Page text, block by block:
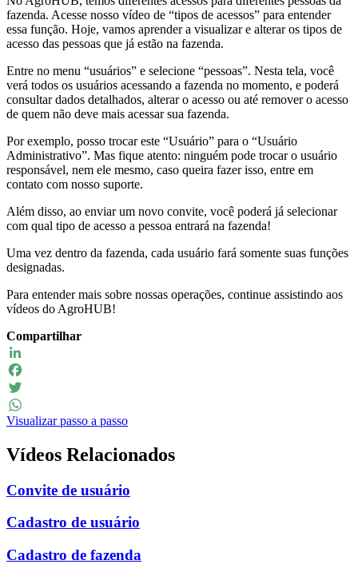
fazenda. Acesse nosso vídeo de “tipos de acessos” para entender
essa função. Hoje, vamos aprender a visualizar e alterar os tipos de
acesso das pessoas que já estão na fazenda.
Entre no menu “usuários” e selecione “pessoas”. Nesta tela, você
verá todos os usuários acessando a fazenda no momento, e poderá
consultar dados detalhados, alterar o acesso ou até remover o acesso
de quem não deve mais acessar sua fazenda.
Por exemplo, posso trocar este “Usuário” para o “Usuário
Administrativo”. Mas fique atento: ninguém pode trocar o usuário
responsável, nem ele mesmo, caso queira fazer isso, entre em
contato com nosso suporte.
Além disso, ao enviar um novo convite, você poderá já selecionar
com qual tipo de acesso a pessoa entrará na fazenda!
Uma vez dentro da fazenda, cada usuário fará somente suas funções
designadas.
Para entender mais sobre nossas operações, continue assistindo aos
vídeos do AgroHUB!
Compartilhar
LinkedIn
Facebook
Twitter
WhatsApp
Visualizar passo a passo
Vídeos Relacionados
Convite de usuário
Cadastro de usuário
Cadastro de fazenda